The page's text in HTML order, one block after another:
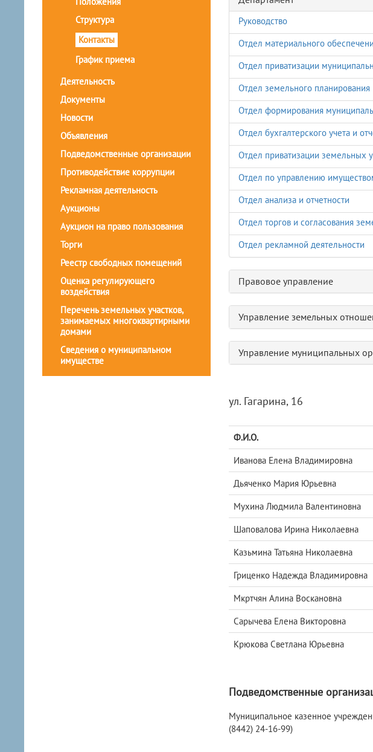
Структура
Контакты
График приема
Деятельность
Документы
Новости
Объявления
Подведомственные организации
Противодействие коррупции
Рекламная деятельность
Аукционы
Аукцион на право пользования
Торги
Реестр свободных помещений
Оценка регулирующего
воздействия
Перечень земельных участков,
занимаемых многоквартирными
домами
Сведения о муниципальном
имуществе
Руководство
Отдел материального
Отдел приватизации
Отдел земельного планирования
Отдел формирования
Отдел бухгалтерского учета и
Отдел приватизации земельных
Отдел по управлению
Отдел анализа и отчетности
Отдел торгов и согласования
Отдел рекламной деятельности
Правовое управление
Управление земельных
Управление муниципальных
ул. Гагарина, 16
Ф.И.О.
Иванова Елена Владимировна
Дьяченко Мария Юрьевна
Мухина Людмила Валентиновна
Шаповалова Ирина Николаевна
Казьмина Татьяна Николаевна
Гриценко Надежда Владимировна
Мкртчян Алина Воскановна
Сарычева Елена Викторовна
Крюкова Светлана Юрьевна
Подведомственные
Муниципальное казенное
(8442) 24-16-99)